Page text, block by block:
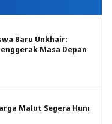
Baru Unkhair:
Masa Depan
Malut Segera Huni